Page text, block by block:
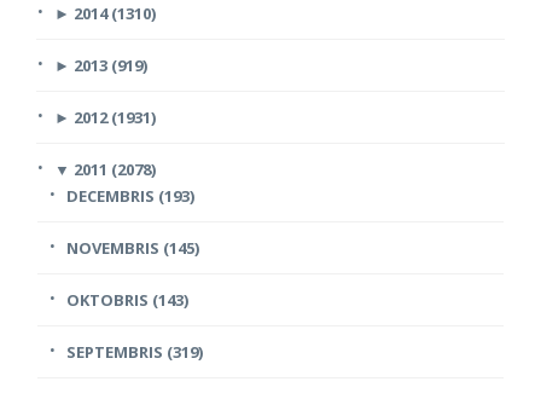
► 2014 (1310)
► 2013 (919)
► 2012 (1931)
▼ 2011 (2078)
DECEMBRIS (193)
NOVEMBRIS (145)
OKTOBRIS (143)
SEPTEMBRIS (319)